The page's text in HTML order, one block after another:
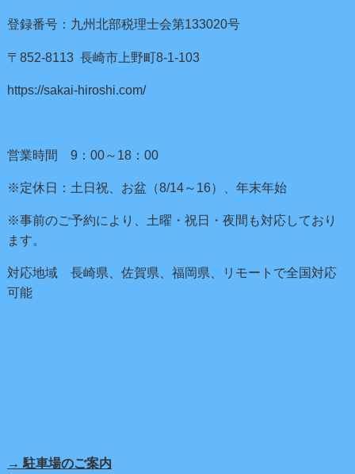
登録番号：九州北部税理士会第133020号
〒852-8113 長崎市上野町8-1-103
https://sakai-hiroshi.com/
営業時間 9：00～18：00
※定休日：土日祝、お盆（8/14～16）、年末年始
※事前のご予約により、土曜・祝日・夜間も対応しており
ます。
対応地域 長崎県、佐賀県、福岡県、リモートで全国対応
可能
→ 駐車場のご案内